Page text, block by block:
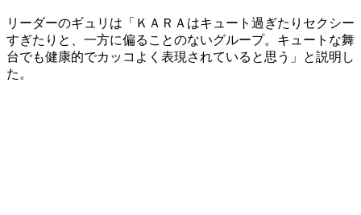
リーダーのギュリは「ＫＡＲＡはキュート過ぎたりセクシー
すぎたりと、一方に偏ることのないグループ。キュートな舞
台でも健康的でカッコよく表現されていると思う」と説明し
た。